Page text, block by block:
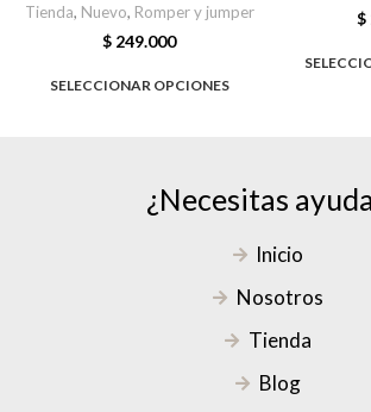
Tienda, Nuevo, Romper y jumper
$ 249.000
SELECCIONAR OPCIONES
$
¿Necesitas
Inicio
Nosotros
Tienda
Blog